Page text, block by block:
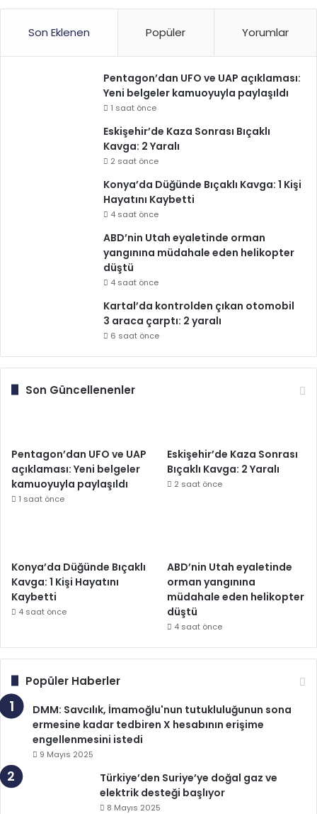
Son Eklenen Popüler Yorumlar
Pentagon’dan UFO ve UAP açıklaması:
Yeni belgeler kamuoyuyla paylaşıldı
1 saat önce
Eskişehir’de Kaza Sonrası Bıçaklı
Kavga: 2 Yaralı
2 saat önce
Konya’da Düğünde Bıçaklı Kavga: 1 Kişi
Hayatını Kaybetti
4 saat önce
ABD’nin Utah eyaletinde orman
yangınına müdahale eden helikopter
düştü
4 saat önce
Kartal’da kontrolden çıkan otomobil
3 araca çarptı: 2 yaralı
6 saat önce
Son Güncellenenler
Pentagon’dan UFO ve UAP
açıklaması: Yeni belgeler
kamuoyuyla paylaşıldı
1 saat önce
Eskişehir’de Kaza Sonrası
Bıçaklı Kavga: 2 Yaralı
2 saat önce
Konya’da Düğünde Bıçaklı
Kavga: 1 Kişi Hayatını
Kaybetti
4 saat önce
ABD’nin Utah eyaletinde
orman yangınına
müdahale eden helikopter
düştü
4 saat önce
Popüler Haberler
DMM: Savcılık, İmamoğlu'nun tutukluluğunun sona
ermesine kadar tedbiren X hesabının erişime
engellenmesini istedi
9 Mayıs 2025
Türkiye’den Suriye’ye doğal gaz ve
elektrik desteği başlıyor
8 Mayıs 2025